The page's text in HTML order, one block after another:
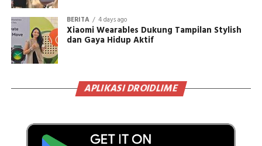
BERITA 4 days ago
Xiaomi Wearables Dukung Tampilan Stylish
dan Gaya Hidup Aktif
APLIKASI DROIDLIME